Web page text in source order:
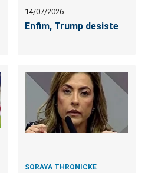
14/07/2026
Enfim, Trump desiste
SORAYA THRONICKE